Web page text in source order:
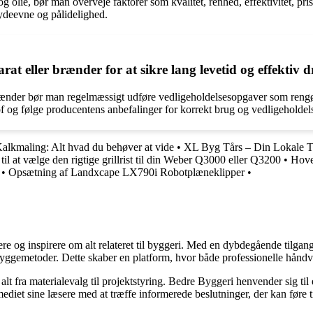
og pålidelighed.
eller brænder for at sikre lang levetid og effektiv
bør man regelmæssigt udføre vedligeholdelsesopgaver som
følge producentens anbefalinger for korrekt brug og
Alt hvad du behøver at vide • XL Byg Tårs – Din Lokale
at vælge den rigtige grillrist til din Weber Q3000 eller Q3200 •
Opsætning af Landxcape LX790i Robotplæneklipper•
og inspirere om alt relateret til byggeri. Med en dybdegående
Dette skaber en platform, hvor både professionelle
fra materialevalg til projektstyring. Bedre Byggeri henvender sig til
sine læsere med at træffe informerede beslutninger, der kan føre